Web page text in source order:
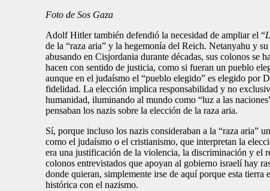
Foto de Sos Gaza
Adolf Hitler también defendió la necesidad de ampliar el “
de la “raza aria” y la hegemonía del Reich. Netanyahu y
abusando en Cisjordania durante décadas, sus colonos
hacen con sentido de justicia, como si fueran un pueblo
aunque en el judaísmo el “pueblo elegido” es elegido por
fidelidad. La elección implica responsabilidad y no
humanidad, iluminando al mundo como “luz a las
pensaban los nazis sobre la elección de la raza aria.
Sí, porque incluso los nazis consideraban a la “raza aria”
como el judaísmo o el cristianismo, que interpretan la
era una justificación de la violencia, la discriminación y el
colonos entrevistados que apoyan al gobierno israelí hay
donde quieran, simplemente irse de aquí porque esta
histórica con el nazismo.